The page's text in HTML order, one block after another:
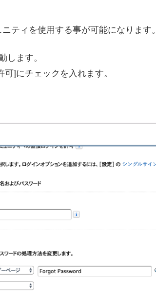
ティを使用する事が可能になります。
します。
]にチェックを入れます。